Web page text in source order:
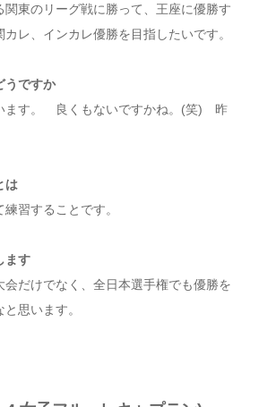
関東のリーグ戦に勝って、王座に優勝す
レ、インカレ優勝を目指したいです。
うですか
ます。 良くもないですかね。(笑) 昨
は
習することです。
ます
だけでなく、全日本選手権でも優勝を
思います。